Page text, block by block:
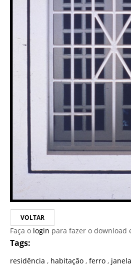
VOLTAR
Faça o login para fazer o download
Tags:
residência , habitação , ferro , janela